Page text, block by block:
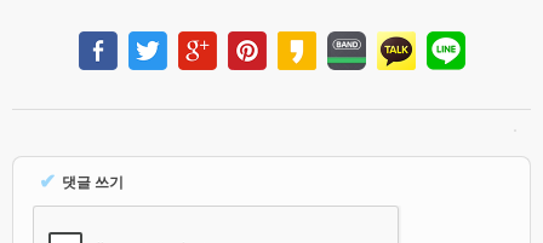
✔ 댓글 쓰기